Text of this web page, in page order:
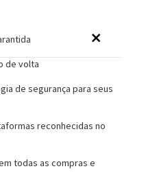
de volta
de segurança para seus
reconhecidas no
todas as compras e